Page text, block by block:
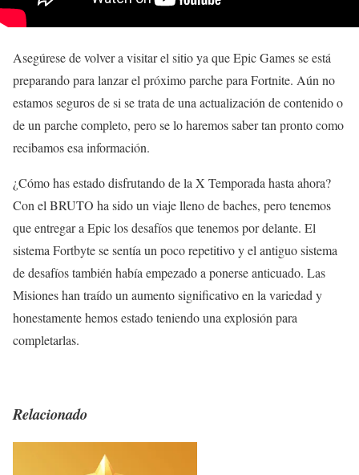
Asegúrese de volver a visitar el sitio ya que Epic Games se está
preparando para lanzar el próximo parche para Fortnite. Aún no
estamos seguros de si se trata de una actualización de contenido o
de un parche completo, pero se lo haremos saber tan pronto como
recibamos esa información.
¿Cómo has estado disfrutando de la X Temporada hasta ahora?
Con el BRUTO ha sido un viaje lleno de baches, pero tenemos
que entregar a Epic los desafíos que tenemos por delante. El
sistema Fortbyte se sentía un poco repetitivo y el antiguo sistema
de desafíos también había empezado a ponerse anticuado. Las
Misiones han traído un aumento significativo en la variedad y
honestamente hemos estado teniendo una explosión para
completarlas.
Relacionado